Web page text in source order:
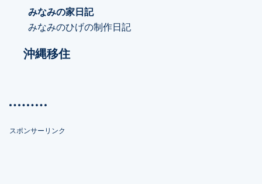
みなみの家日記
みなみのひげの制作日記
沖縄移住
スポンサーリンク